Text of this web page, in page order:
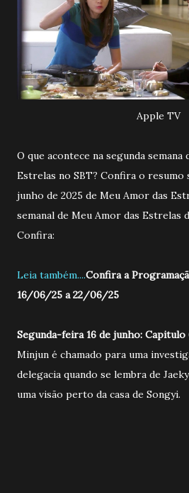
Apple TV
O que acontece na segunda semana
Estrelas no SBT? Confira o resumo
junho de 2025 de Meu Amor das
semanal de Meu Amor das Estrelas
Confira:
Leia também....Confira a
16/06/25 a 22/06/25
Segunda-feira 16 de junho: Capitulo
Minjun é chamado para uma
delegacia quando se lembra de
uma visão perto da casa de Songyi.